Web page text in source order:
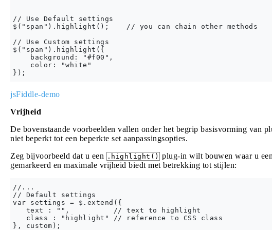
// Use Default settings
$("span").highlight();    // you can chain other methods
// Use Custom settings
$("span").highlight({
    background: "#f00",
    color: "white"
jsFiddle-demo
Vrijheid
De bovenstaande voorbeelden vallen onder het begrip basisvorming van
niet beperkt tot een beperkte set aanpassingsopties.
Zeg bijvoorbeeld dat u een
.highlight() plug-in wilt bouwen waar u
gemarkeerd en maximale vrijheid biedt met betrekking tot stijlen:
//...
// Default settings
var settings = $.extend({
   text : "",          // text to highlight
   class : "highlight" // reference to CSS class
}, custom);